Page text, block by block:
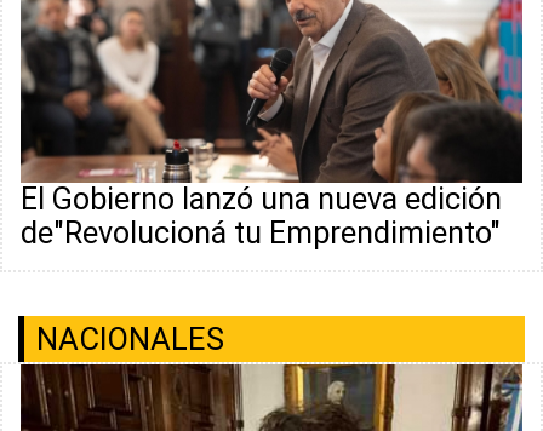
El Gobierno lanzó una nueva edición
de"Revolucioná tu Emprendimiento"
NACIONALES